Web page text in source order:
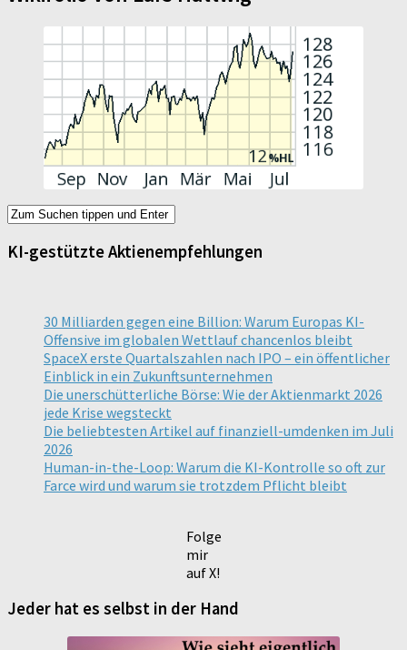
KI-gestützte Aktienempfehlungen
30 Milliarden gegen eine Billion: Warum Europas KI-
Offensive im globalen Wettlauf chancenlos bleibt
SpaceX erste Quartalszahlen nach IPO – ein öffentlicher
Einblick in ein Zukunftsunternehmen
Die unerschütterliche Börse: Wie der Aktienmarkt 2026
jede Krise wegsteckt
Die beliebtesten Artikel auf finanziell-umdenken im Juli
2026
Human-in-the-Loop: Warum die KI-Kontrolle so oft zur
Farce wird und warum sie trotzdem Pflicht bleibt
Folge
mir
auf X!
Jeder hat es selbst in der Hand